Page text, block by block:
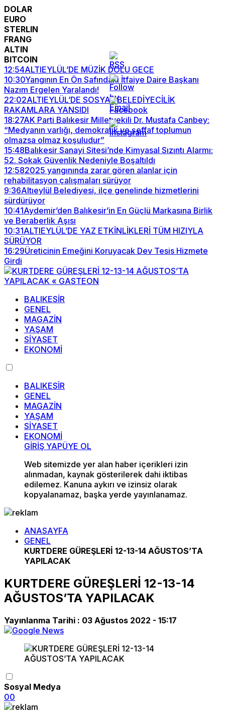
DOLAR
EURO
STERLIN
FRANG
ALTIN
BITCOIN
12:54ALTIEYLÜL’DE MÜZİK DOLU GECE
10:30Yangının En Ön Safındaki İtfaiye Daire Başkanı
Nazım Ergelen Yaralandı!
22:02ALTIEYLÜL’DE SOSYAL BELEDİYECİLİK
RAKAMLARA YANSIDI
18:27AK Parti Balıkesir Milletvekili Dr. Mustafa Canbey:
“Medyanın varlığı, demokratik ve şeffaf toplumun
olmazsa olmaz koşuludur”
15:48Balıkesir Sanayi Sitesi’nde Kimyasal Sızıntı Alarmı:
52. Sokak Güvenlik Nedeniyle Boşaltıldı
12:582025 yangınında zarar gören alanlar için
rehabilitasyon çalışmaları sürüyor
9:36Altıeylül Belediyesi, ilçe genelinde hizmetlerini
sürdürüyor
10:41Aydemir’den Balıkesir’in En Güçlü Markasına Birlik
ve Beraberlik Aşısı
10:31ALTIEYLÜL’DE YAZ ETKİNLİKLERİ TÜM HIZIYLA
SÜRÜYOR
16:29Üreticinin Emeğini Koruyacak Dev Tesis Hizmete
Girdi
BALIKESİR
GENEL
MAGAZİN
YAŞAM
SİYASET
EKONOMİ
BALIKESİR
GENEL
MAGAZİN
YAŞAM
SİYASET
EKONOMİ
GİRİŞ YAPÜYE OL
Web sitemizde yer alan haber içerikleri izin
alınmadan, kaynak gösterilerek dahi iktibas
edilemez. Kanuna aykırı ve izinsiz olarak
kopyalanamaz, başka yerde yayınlanamaz.
ANASAYFA
GENEL
KURTDERE GÜREŞLERİ 12-13-14 AĞUSTOS’TA
YAPILACAK
KURTDERE GÜREŞLERİ 12-13-14
AĞUSTOS’TA YAPILACAK
Yayınlanma Tarihi : 03 Ağustos 2022 - 15:17
Sosyal Medya
00